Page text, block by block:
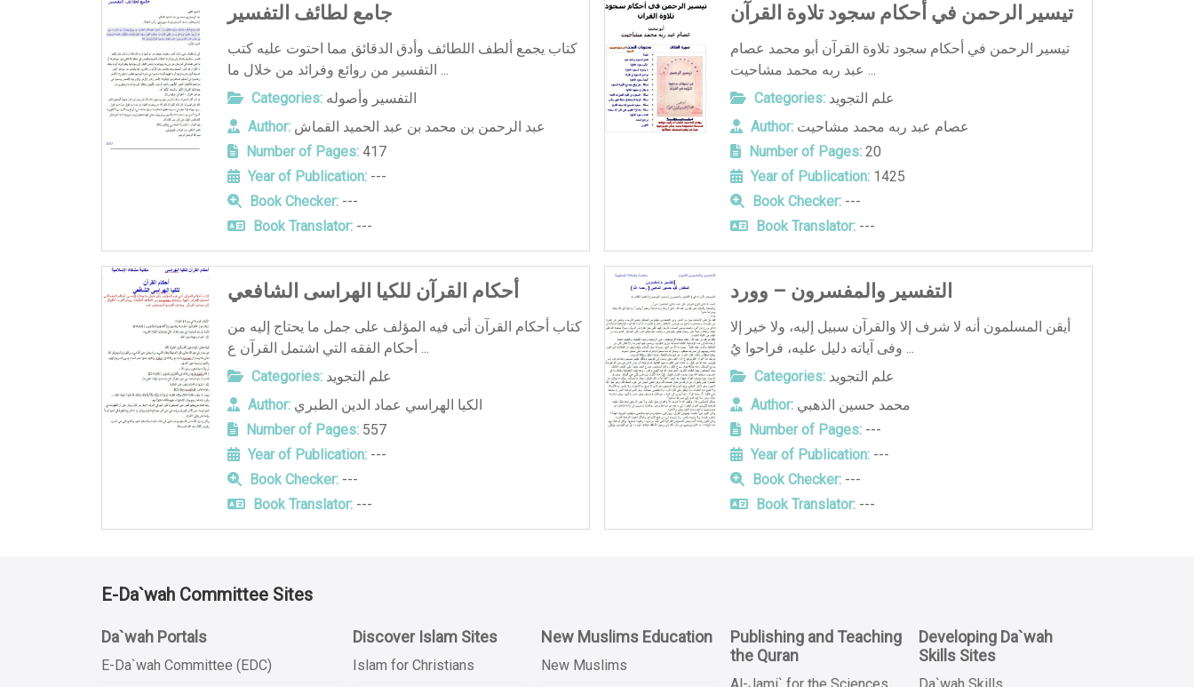
جامع لطائف التفسير
كتاب يجمع ألطف اللطائف وأدق الدقائق مما احتوت عليه كتب
التفسير من روائع وفرائد من خلال ما ...
Categories: التفسير وأصوله
Author: عبد الرحمن بن محمد بن عبد الحميد القماش
Number of Pages: 417
Year of Publication: ---
Book Checker: ---
Book Translator: ---
تيسير الرحمن في أحكام سجود تلاوة القرآن
تيسير الرحمن في أحكام سجود تلاوة القرآن أبو محمد عصام
عبد ربه محمد مشاحيت ...
Categories: علم التجويد
Author: عصام عبد ربه محمد مشاحيت
Number of Pages: 20
Year of Publication: 1425
Book Checker: ---
Book Translator: ---
أحكام القرآن للكيا الهراسى الشافعي
كتاب أحكام القرآن أتى فيه المؤلف على جمل ما يحتاج إليه من
أحكام الفقه التي اشتمل القرآن ع ...
Categories: علم التجويد
Author: الكيا الهراسي عماد الدين الطبري
Number of Pages: 557
Year of Publication: ---
Book Checker: ---
Book Translator: ---
التفسير والمفسرون – وورد
أيقن المسلمون أنه لا شرف إلا والقرآن سبيل إليه، ولا خير إلا
وفى آياته دليل عليه، فراحوا يُ ...
Categories: علم التجويد
Author: محمد حسين الذهبي
Number of Pages: ---
Year of Publication: ---
Book Checker: ---
Book Translator: ---
E-Da`wah Committee Sites
Da`wah Portals
E-Da`wah Committee (EDC)
Discover Islam Sites
Islam for Christians
New Muslims Education
New Muslims
Publishing and Teaching
the Quran
Developing Da`wah
Skills Sites